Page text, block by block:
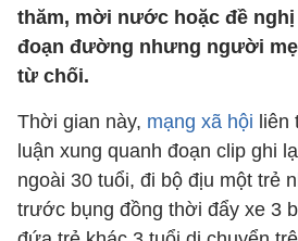
thăm, mời nước hoặc đề
đoạn đường nhưng người
từ chối.
Thời gian này, mạng xã hội liên
luận xung quanh đoạn clip ghi
ngoài 30 tuổi, đi bộ địu một trẻ
trước bụng đồng thời đẩy xe 3